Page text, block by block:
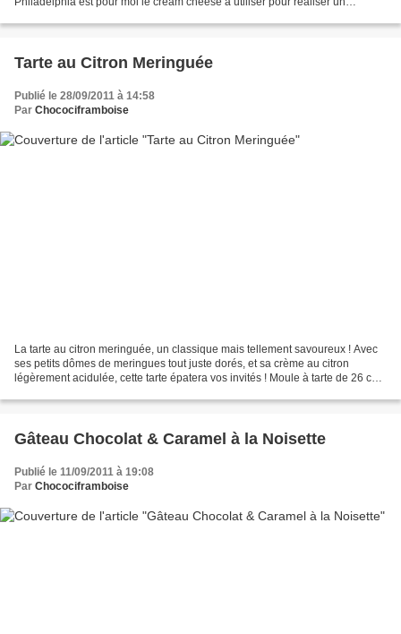
Tarte au Citron Meringuée
Publié le 28/09/2011 à 14:58
Par Chocociframboise
La tarte au citron meringuée, un classique mais tellement savoureux ! Avec
ses petits dômes de meringues tout juste dorés, et sa crème au citron
légèrement acidulée, cette tarte épatera vos invités ! Moule à tarte de 26 cm
Gâteau Chocolat & Caramel à la Noisette
Publié le 11/09/2011 à 19:08
Par Chocociframboise